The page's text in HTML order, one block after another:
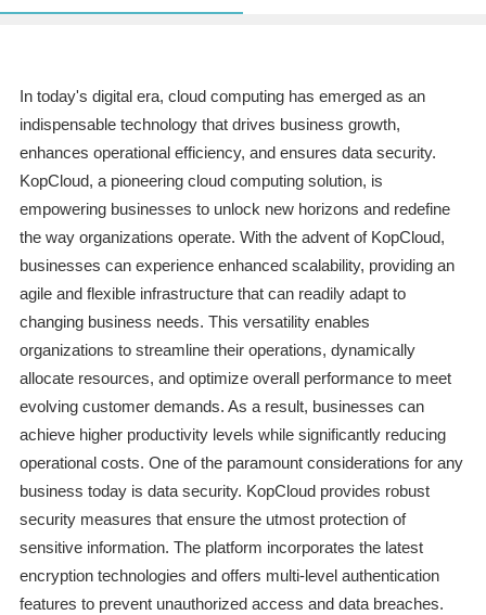
In today's digital era, cloud computing has emerged as an
indispensable technology that drives business growth,
enhances operational efficiency, and ensures data security.
KopCloud, a pioneering cloud computing solution, is
empowering businesses to unlock new horizons and redefine
the way organizations operate. With the advent of KopCloud,
businesses can experience enhanced scalability, providing an
agile and flexible infrastructure that can readily adapt to
changing business needs. This versatility enables
organizations to streamline their operations, dynamically
allocate resources, and optimize overall performance to meet
evolving customer demands. As a result, businesses can
achieve higher productivity levels while significantly reducing
operational costs. One of the paramount considerations for any
business today is data security. KopCloud provides robust
security measures that ensure the utmost protection of
sensitive information. The platform incorporates the latest
encryption technologies and offers multi-level authentication
features to prevent unauthorized access and data breaches.